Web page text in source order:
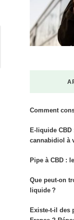
Comment
E-liquide CBD
cannabidiol à
Pipe à CBD :
Que peut-on
liquide ?
Existe-t-il des